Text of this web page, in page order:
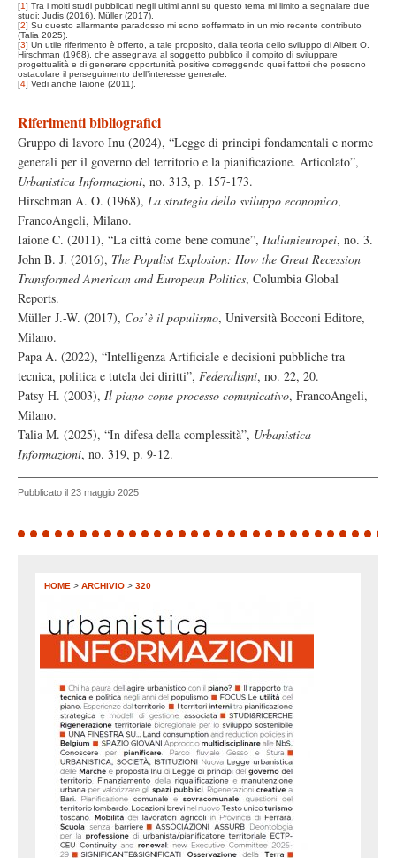
[1] Tra i molti studi pubblicati negli ultimi anni su questo tema mi limito a segnalare due
studi: Judis (2016), Müller (2017).
[2] Su questo allarmante paradosso mi sono soffermato in un mio recente contributo
(Talia 2025).
[3] Un utile riferimento è offerto, a tale proposito, dalla teoria dello sviluppo di Albert O.
Hirschman (1968), che assegnava al soggetto pubblico il compito di sviluppare
progettualità e di generare opportunità positive correggendo quei fattori che possono
ostacolare il perseguimento dell’interesse generale.
[4] Vedi anche Iaione (2011).
Riferimenti bibliografici
Gruppo di lavoro Inu (2024), “Legge di principi fondamentali e norme
generali per il governo del territorio e la pianificazione. Articolato”,
Urbanistica Informazioni, no. 313, p. 157-173.
Hirschman A. O. (1968), La strategia dello sviluppo economico,
FrancoAngeli, Milano.
Iaione C. (2011), “La città come bene comune”, Italianieuropei, no. 3.
John B. J. (2016), The Populist Explosion: How the Great Recession
Transformed American and European Politics, Columbia Global
Reports.
Müller J.-W. (2017), Cos’è il populismo, Università Bocconi Editore,
Milano.
Papa A. (2022), “Intelligenza Artificiale e decisioni pubbliche tra
tecnica, politica e tutela dei diritti”, Federalismi, no. 22, 20.
Patsy H. (2003), Il piano come processo comunicativo, FrancoAngeli,
Milano.
Talia M. (2025), “In difesa della complessità”, Urbanistica
Informazioni, no. 319, p. 9-12.
Pubblicato il 23 maggio 2025
HOME > ARCHIVIO > 320